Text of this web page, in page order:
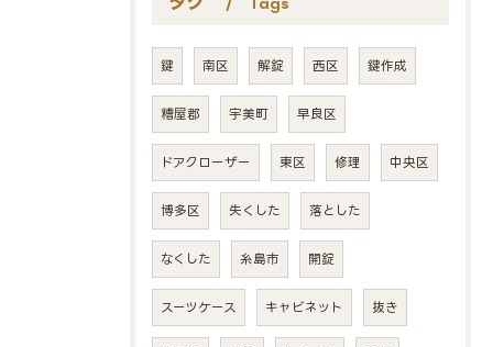
鍵 南区 解錠 西区 鍵作成
糟屋郡 宇美町 早良区
ドアクローザー 東区 修理 中央区
博多区 失くした 落とした
なくした 糸島市 開錠
スーツケース キャビネット 抜き